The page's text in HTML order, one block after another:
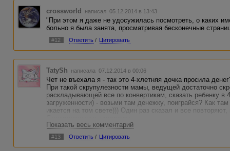
crossworld написал 05.12.2014 в 13:43
"При этом я даже не удосужилась посмотреть, о каких
больно я была занята, просматривая бесконечные
#12 Ответить / Цитировать
TatySh написала 07.12.2014 в 00:06
Чет не въехала я - так это 4-хлетняя дочка просила
При такой скрупулезности мамы, ведущей достаточно
раскладывающей все по конвертикам, сказать ребенку в
загруженности) - возьми там денежку, поиграйся? Как
икается на том свете))) Один раз сказал и все
P.S. А если дочка те бумажечки разноцветные
порадовать? А если рожицы на них смешные нарисует?
ребенок маленький.
Показать весь комментарий
#13 Ответить / Цитировать